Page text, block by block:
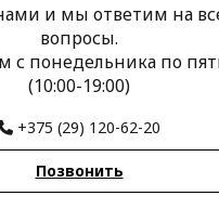
и мы ответим на
вопросы.
с понедельника по
(10:00-19:00)
+375 (29) 120-62-20
Позвонить